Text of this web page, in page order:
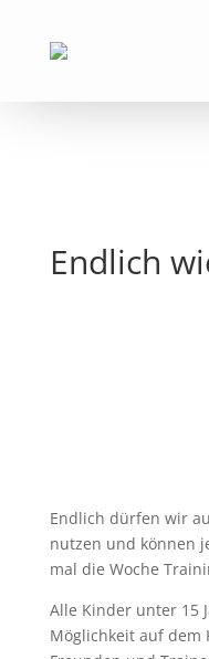
Endlich
Endlich dürfen wir
nutzen und können
mal die Woche
Alle Kinder unter 15
Möglichkeit auf dem